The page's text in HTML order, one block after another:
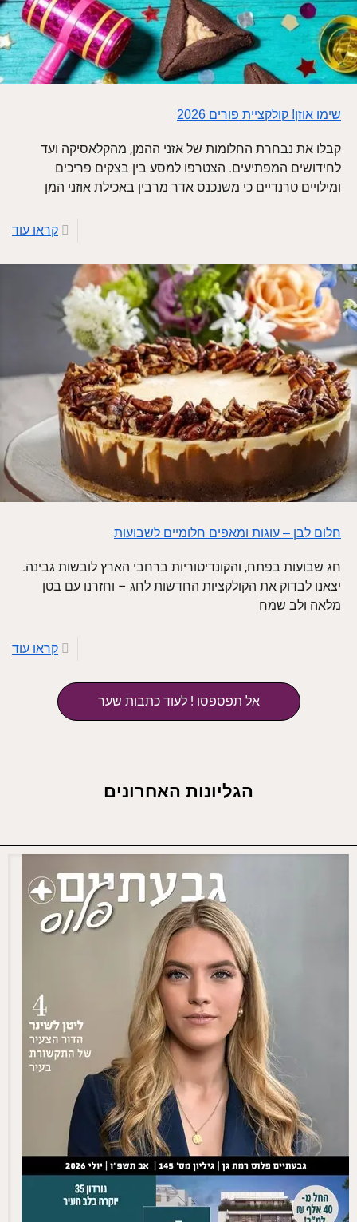
שימו אוזן! קולקציית פורים 2026
קבלו את נבחרת החלומות של אזני ההמן, מהקלאסיקה ועד
לחידושים המפתיעים. הצטרפו למסע בין בצקים פריכים
ומילויים טרנדיים כי משנכנס אדר מרבין באכילת אוזני המן
קראו עוד
חלום לבן – עוגות ומאפים חלומיים לשבועות
חג שבועות בפתח, והקונדיטוריות ברחבי הארץ לובשות גבינה.
יצאנו לבדוק את הקולקציות החדשות לחג – וחזרנו עם בטן
מלאה ולב שמח
קראו עוד
אל תפספסו ! לעוד כתבות שער
הגליונות האחרונים